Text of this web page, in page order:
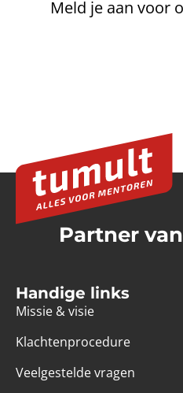
Meld je aan voor
Partner
Handige links
Missie & visie
Klachtenprocedure
Veelgestelde vragen